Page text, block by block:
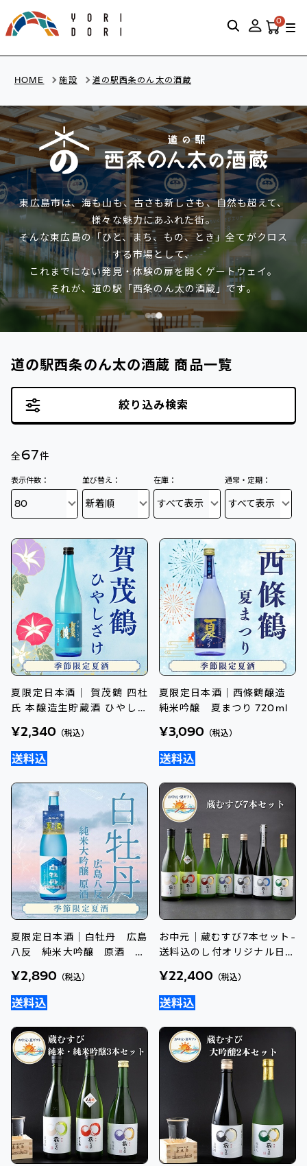
0
HOME 施設 道の駅西条のん太の酒蔵
東広島市は、海も山も、古さも新しさも、自然も超えて、
様々な魅力にあふれた街。
そんな東広島の「ひと、まち、もの、とき」全てがクロス
する市場として、
これまでにない発見・体験の扉を開くゲートウェイ。
それが、道の駅「西条のん太の酒蔵」です。
道の駅西条のん太の酒蔵 商品一覧
絞り込み検索
全67件
表示件数：
80
並び替え：
新着順
在庫：
すべて表示
通常・定期：
すべて表示
夏限定日本酒｜ 賀茂鶴 四杜
氏 本醸造生貯蔵酒 ひやしざ
¥2,340 （税込）
夏限定日本酒｜西條鶴醸造
純米吟醸 夏まつり 720ml
¥3,090 （税込）
夏限定日本酒｜白牡丹 広島
八反 純米大吟醸 原酒 72
¥2,890 （税込）
お中元｜蔵むすび7本セット-
送料込のし付オリジナル日本
¥22,400 （税込）